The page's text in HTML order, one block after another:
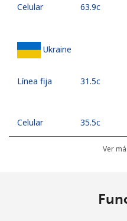
Celular ⁦63.9c⁩
Ukraine
Línea fija ⁦31.5c⁩
Celular ⁦35.5c⁩
⁦32.5c⁩
Ver